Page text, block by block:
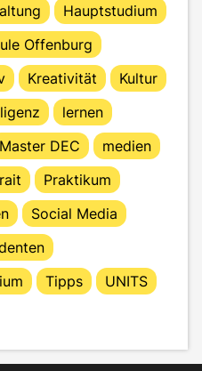
Hauptstudium
Offenburg
Kreativität
Kultur
lernen
Master DEC
medien
Praktikum
Social Media
Tipps
UNITS